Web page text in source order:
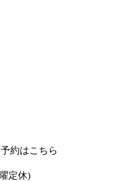
約はこちら
定休)